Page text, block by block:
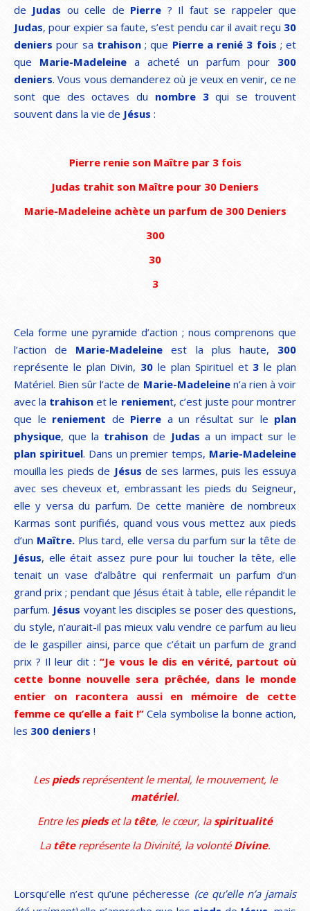
de Judas ou celle de Pierre ? Il faut se rappeler que
Judas, pour expier sa faute, s’est pendu car il avait reçu 30
deniers pour sa trahison ; que Pierre a renié 3 fois ; et
que Marie-Madeleine a acheté un parfum pour 300
deniers. Vous vous demanderez où je veux en venir, ce ne
sont que des octaves du nombre 3qui se trouvent
souvent dans la vie de Jésus :
Pierre renie son Maître par 3 fois
Judas trahit son Maître pour 30 Deniers
Marie-Madeleine achète un parfum de 300 Deniers
300
30
3
Cela forme une pyramide d’action ; nous comprenons que
l’action de Marie-Madeleineest la plus haute, 300
représente le plan Divin, 30 le plan Spirituel et 3le plan
Matériel. Bien sûr l’acte de Marie-Madeleinen’a rien à voir
avec la trahison et le reniement, c’est juste pour montrer
que le reniement de Pierre a un résultat sur le plan
physique, que la trahison de Judas a un impact sur le
plan spirituel. Dans un premier temps, Marie-Madeleine
mouilla les pieds de Jésus de ses larmes, puis les essuya
avec ses cheveux et, embrassant les pieds du Seigneur,
elle y versa du parfum. De cette manière de nombreux
Karmas sont purifiés, quand vous vous mettez aux pieds
d’un Maître.Plus tard, elle versa du parfum sur la tête de
Jésus, elle était assez pure pour lui toucher la tête, elle
tenait un vase d’albâtre qui renfermait un parfum d’un
grand prix ; pendant que Jésus était à table, elle répandit le
parfum. Jésus voyant les disciples se poser des questions,
du style, n’aurait-il pas mieux valu vendre ce parfum au lieu
de le gaspiller ainsi, parce que c’était un parfum de grand
prix ? Il leur dit :“Je vous le dis en vérité, partout où
cette bonne nouvelle sera prêchée, dans le monde
entier on racontera aussi en mémoire de cette
femme ce qu’elle a fait !”Cela symbolise la bonne action,
les 300 deniers !
Les piedsreprésentent le mental, le mouvement, le
matériel.
Entre les piedset la tête, le cœur, la spiritualité
La têtereprésente la Divinité, la volonté Divine.
Lorsqu’elle n’est qu’une pécheresse (ce qu’elle n’a jamais